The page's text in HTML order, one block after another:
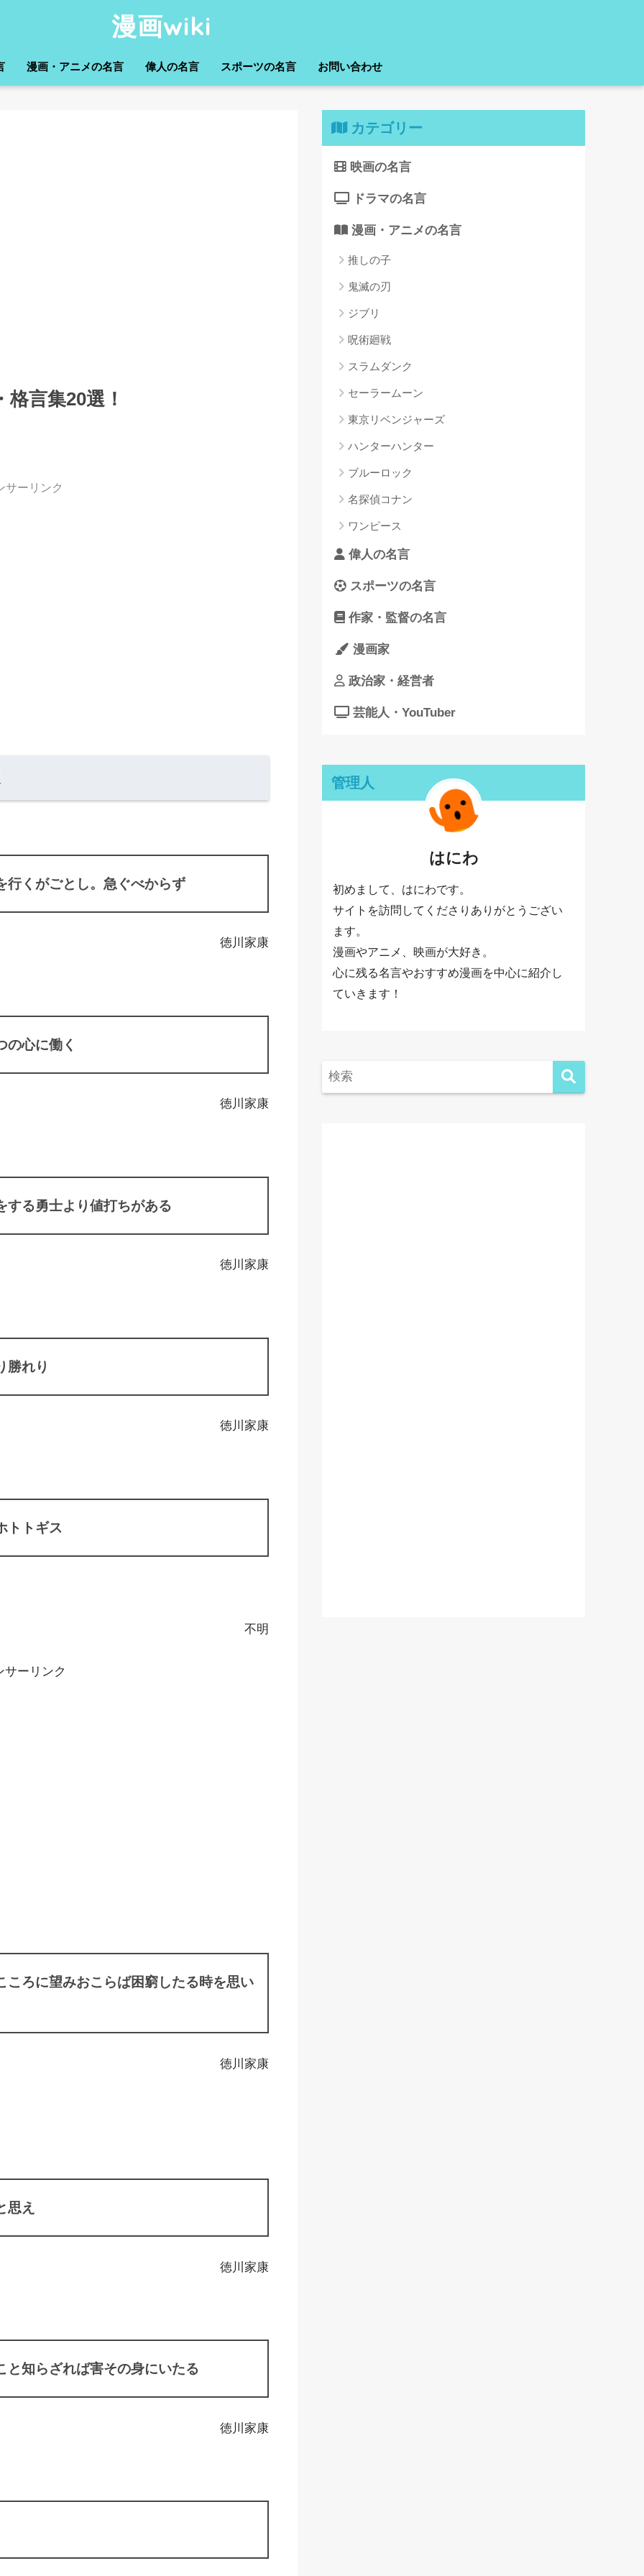
漫画wiki
漫画・アニメの名言 偉人の名言 スポーツの名言 お問い合わせ
格言集20選！
サーリンク
行くがごとし。急ぐべからず
徳川家康
の心に働く
徳川家康
する勇士より値打ちがある
徳川家康
勝れり
徳川家康
トギス
不明
サーリンク
ころに望みおこらば困窮したる時を思い
徳川家康
思え
徳川家康
と知らざれば害その身にいたる
徳川家康
カテゴリー
映画の名言
ドラマの名言
漫画・アニメの名言
推しの子
鬼滅の刃
ジブリ
呪術廻戦
スラムダンク
セーラームーン
東京リベンジャーズ
ハンターハンター
ブルーロック
名探偵コナン
ワンピース
偉人の名言
スポーツの名言
作家・監督の名言
漫画家
政治家・経営者
芸能人・YouTuber
管理人
はにわ
初めまして、はにわです。
サイトを訪問してくださりありがとうござい
ます。
漫画やアニメ、映画が大好き。
心に残る名言やおすすめ漫画を中心に紹介し
ていきます！